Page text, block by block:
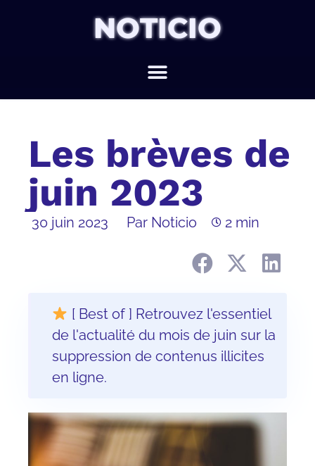
NOTICIO
Les brèves de
juin 2023
30 juin 2023 Par Noticio 2 min
[ Best of ] Retrouvez l'essentiel
de l'actualité du mois de juin sur la
suppression de contenus illicites
en ligne.